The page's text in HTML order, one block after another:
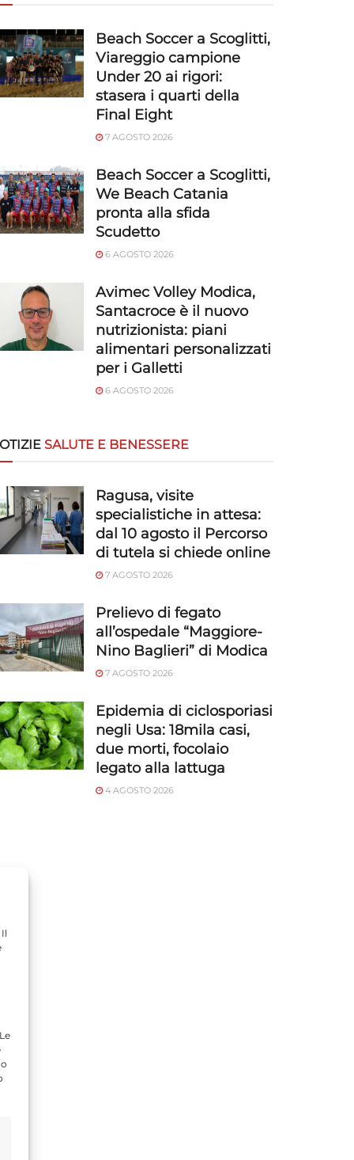
Beach Soccer a Scoglitti,
Viareggio campione
Under 20 ai rigori:
stasera i quarti della
Final Eight
7 AGOSTO 2026
Beach Soccer a Scoglitti,
We Beach Catania
pronta alla sfida
Scudetto
6 AGOSTO 2026
Avimec Volley Modica,
Santacroce è il nuovo
nutrizionista: piani
alimentari personalizzati
per i Galletti
6 AGOSTO 2026
SALUTE E BENESSERE
Ragusa, visite
specialistiche in attesa:
dal 10 agosto il Percorso
di tutela si chiede online
7 AGOSTO 2026
Prelievo di fegato
all’ospedale “Maggiore-
Nino Baglieri” di Modica
7 AGOSTO 2026
Epidemia di ciclosporiasi
negli Usa: 18mila casi,
due morti, focolaio
legato alla lattuga
4 AGOSTO 2026